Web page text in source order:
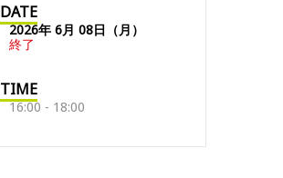
DATE
2026年 6月 08日（月）
終了
TIME
16:00 - 18:00